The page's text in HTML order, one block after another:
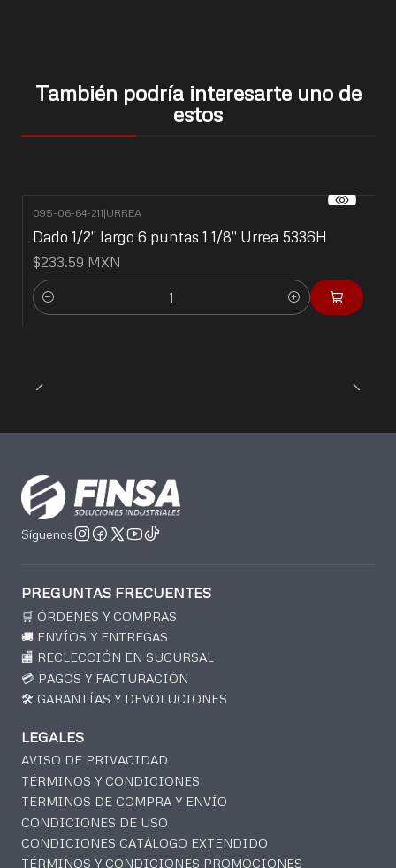
También podría interesarte uno de
estos
095-06-64-211|URREA
Dado 1/2" largo 6 puntas 1 1/8" Urrea 5336H
$233.59 MXN
Cantidad
Síguenos
PREGUNTAS FRECUENTES
🛒 ÓRDENES Y COMPRAS
🚚 ENVÍOS Y ENTREGAS
🏬 RECLECCIÓN EN SUCURSAL
💳 PAGOS Y FACTURACIÓN
🛠️ GARANTÍAS Y DEVOLUCIONES
LEGALES
AVISO DE PRIVACIDAD
TÉRMINOS Y CONDICIONES
TÉRMINOS DE COMPRA Y ENVÍO
CONDICIONES DE USO
CONDICIONES CATÁLOGO EXTENDIDO
TÉRMINOS Y CONDICIONES PROMOCIONES